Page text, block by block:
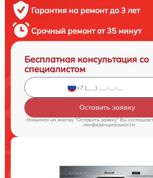
Гарантия на ремонт до 3 лет
Срочный ремонт от 35 минут
Бесплатная консультация со
специалистом
Оставить заявку
Нажимая на кнопку "Оставить заявку" Вы
конфиденциальности